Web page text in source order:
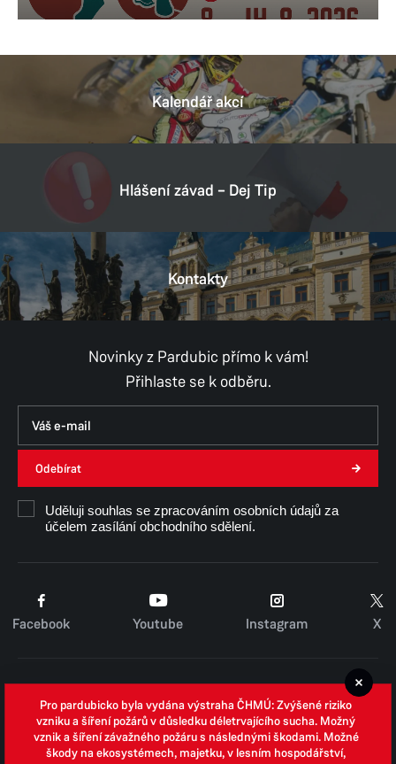
Kalendář akcí
Hlášení závad – Dej Tip
Kontakty
Novinky z Pardubic přímo k vám!
Přihlaste se k odběru.
Odebírat
Uděluji souhlas se zpracováním osobních údajů za
účelem zasílání obchodního sdělení.
Facebook Youtube Instagram X
Zpracování osobních údajů
Whistleblowing
Pro pardubicko byla vydána výstraha ČHMÚ: Zvýšené riziko
vzniku a šíření požárů v důsledku déletrvajícího sucha. Možný
vznik a šíření závažného požáru s následnými škodami. Možné
škody na ekosystémech, majetku, v lesním hospodářství,